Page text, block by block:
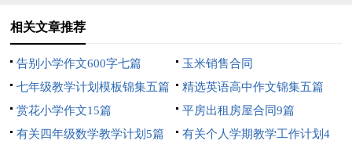
相关文章推荐
告别小学作文600字七篇
玉米销售合同
七年级教学计划模板锦集五篇
精选英语高中作文锦集五篇
赏花小学作文15篇
平房出租房屋合同9篇
有关四年级数学教学计划5篇
有关个人学期教学工作计划4